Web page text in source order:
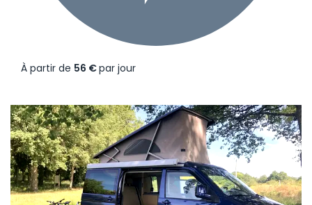
À partir de 56 €par jour